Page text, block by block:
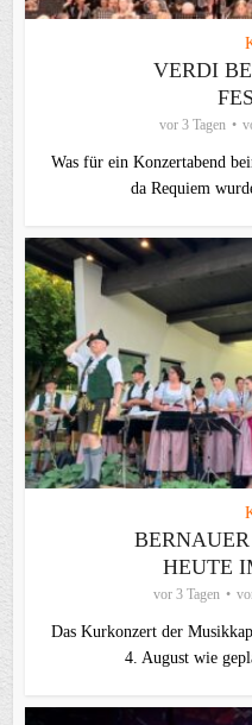
VERDI
vor 3 Tagen
Was für ein Konzertabend
da Requiem
HEUTE
vor 3 Tagen
Das Kurkonzert der
4. August wie